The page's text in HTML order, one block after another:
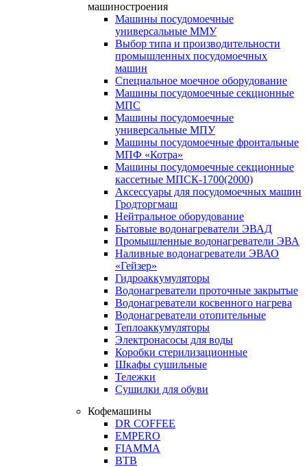
машиностроения
Машины посудомоечные
универсальные ММУ
Выбор типа и производительности
промышленных посудомоечных
машин
Специальное моечное оборудование
Машины посудомоечные секционные
МПС
Машины посудомоечные
универсальные МПУ
Машины посудомоечные фронтальные
МПФ «Котра»
Машины посудомоечные секционные
кассетные МПСК-1700(2000)
Аксессуары для посудомоечных машин
Гродторгмаш
Нейтральное оборудование
Бытовые водонагреватели ЭВАД
Промышленные водонагреватели ЭВА
Наливные водонагреватели ЭВАО
«Гейзер»
Гидроаккумуляторы
Водонагреватели проточные закрытые
Водонагреватели косвенного нагрева
Водонагреватели отопительные
Теплоаккумуляторы
Электронасосы для воды
Коробки стерилизационные
Шкафы сушильные
Тележки
Сушилки для обуви
Кофемашины
DR COFFEE
EMPERO
FIAMMA
BTB